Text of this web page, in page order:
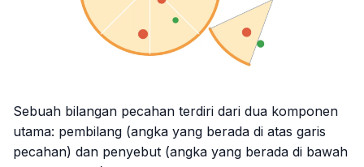
Sebuah bilangan pecahan terdiri dari dua komponen
utama: pembilang (angka yang berada di atas garis
pecahan) dan penyebut (angka yang berada di bawah